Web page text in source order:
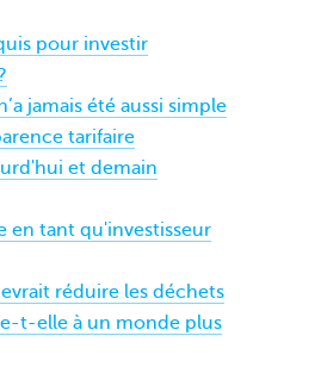
pour investir
jamais été aussi simple
tarifaire
et demain
en tant qu'investisseur
réduire les déchets
t-elle à un monde plus